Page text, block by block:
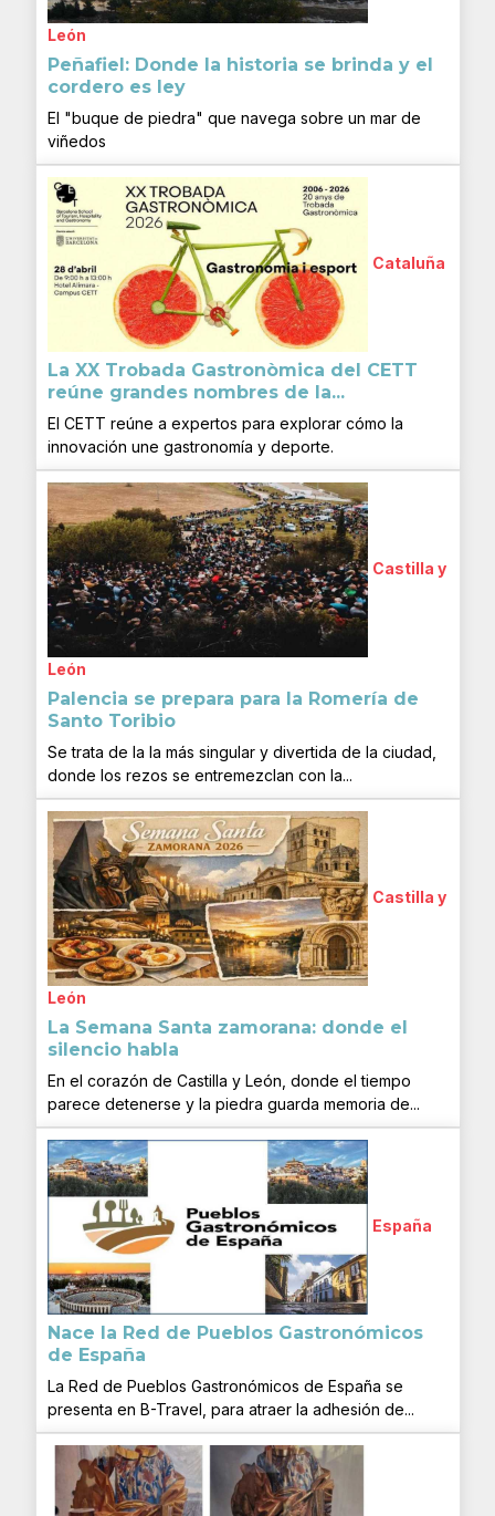
León
Peñafiel: Donde la historia se brinda y el
cordero es ley
El "buque de piedra" que navega sobre un mar de
viñedos
Cataluña
La XX Trobada Gastronòmica del CETT
reúne grandes nombres de la...
El CETT reúne a expertos para explorar cómo la
innovación une gastronomía y deporte.
Castilla y
León
Palencia se prepara para la Romería de
Santo Toribio
Se trata de la la más singular y divertida de la ciudad,
donde los rezos se entremezclan con la...
Castilla y
León
La Semana Santa zamorana: donde el
silencio habla
En el corazón de Castilla y León, donde el tiempo
parece detenerse y la piedra guarda memoria de...
España
Nace la Red de Pueblos Gastronómicos
de España
La Red de Pueblos Gastronómicos de España se
presenta en B-Travel, para atraer la adhesión de...